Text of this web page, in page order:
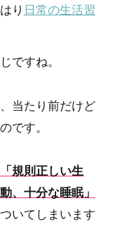
り 日常の生活習
ですね。
当たり前だけど
です。
規則正しい生
、十分な睡眠」
いてしまいます